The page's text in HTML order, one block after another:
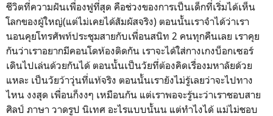
ชีวิตที่ความฝันเพื่องฟูที่สุด คือช่วงของการเป็นเด็กที่เริ่มได้เห็น
โลกของผู้ใหญ่(แต่ไม่เคยได้สัมผัสจริง) ตอนนั้นเราจำได้ว่าเรา
นอนคุยโทรศัพท์ประชุมสายกับเพื่อนสนิท 2 คนทุกคืนเลย เราคุย
กันว่าเราอยากมีคอนโดห้องติดกัน เราจะได้ใส่กางเกงบ็อกเซอร์
เดินไปเล่นด้วยกันได้ ตอนนั้นเป็นวัยที่ต้องคิดเรื่องมหาลัยด้วย
แหละ เป็นวัยว้าวุ่นที่แท้จริง ตอนนั้นเรายังไม่รู้เลยว่าจะไปทาง
ไหน งงสุด เพื่อนก็งงๆ เหมือนกัน แต่เราพอจะรู้นะว่าเราชอบสาย
ศิลป์ ภาษา วาดรูป นิเทศ อะไรแบบนั้นน แต่ทำไงได้ แม่ไม่ชอบ